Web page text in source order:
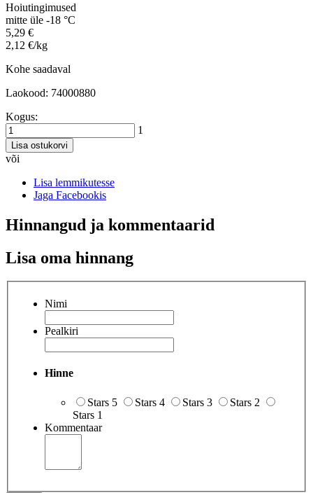
Hoiutingimused
mitte üle -18 °C
5,29 €
2,12 €/kg
Kohe saadaval
Laokood: 74000880
Kogus:
1
Lisa ostukorvi
või
Lisa lemmikutesse
Jaga Facebookis
Hinnangud ja kommentaarid
Lisa oma hinnang
Nimi
Pealkiri
Hinne
Stars 5 Stars 4 Stars 3
Stars 2
Stars 1
Kommentaar